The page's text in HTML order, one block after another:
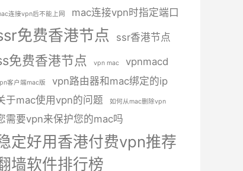
连接vpn后不能上网 mac连接vpn时指定端口
免费香港节点 ssr香港节点
免费香港节点 vpn mac vpnmacd
客户端mac版
vpn路由器和mac绑定的ip
于mac使用vpn的问题
如何从mac删除vpn
需要vpn来保护您的mac吗
定好用香港付费vpn推荐
墙软件排行榜